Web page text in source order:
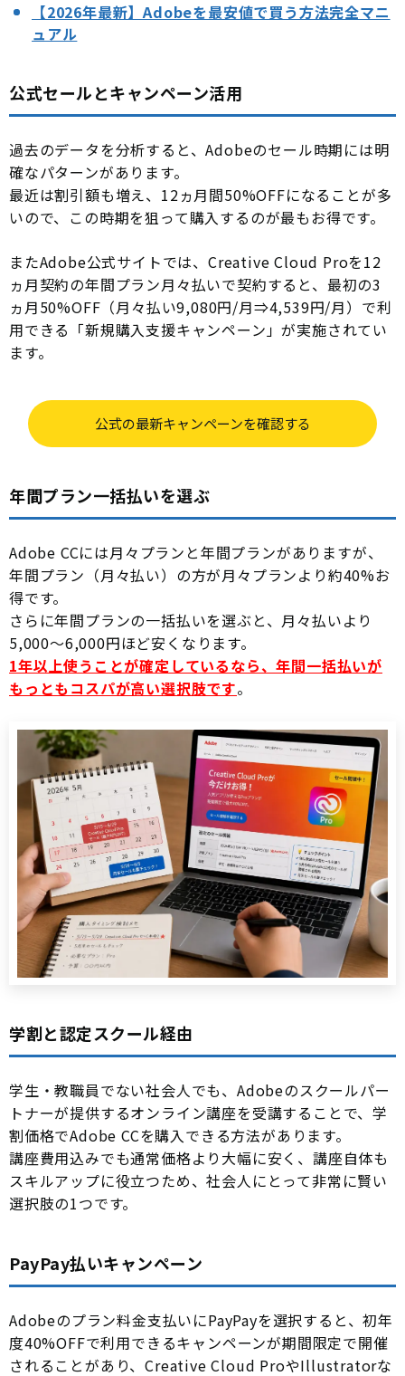
【2026年最新】Adobeを最安値で買う方法完全マニ
ュアル
公式セールとキャンペーン活用
過去のデータを分析すると、Adobeのセール時期には明
確なパターンがあります。
最近は割引額も増え、12ヵ月間50%OFFになることが多
いので、この時期を狙って購入するのが最もお得です。
またAdobe公式サイトでは、Creative Cloud Proを12
ヵ月契約の年間プラン月々払いで契約すると、最初の3
ヵ月50%OFF（月々払い9,080円/月⇒4,539円/月）で利
用できる「新規購入支援キャンペーン」が実施されてい
ます。
公式の最新キャンペーンを確認する
年間プラン一括払いを選ぶ
Adobe CCには月々プランと年間プランがありますが、
年間プラン（月々払い）の方が月々プランより約40%お
得です。
さらに年間プランの一括払いを選ぶと、月々払いより
5,000〜6,000円ほど安くなります。
1年以上使うことが確定しているなら、年間一括払いが
もっともコスパが高い選択肢です。
学割と認定スクール経由
学生・教職員でない社会人でも、Adobeのスクールパー
トナーが提供するオンライン講座を受講することで、学
割価格でAdobe CCを購入できる方法があります。
講座費用込みでも通常価格より大幅に安く、講座自体も
スキルアップに役立つため、社会人にとって非常に賢い
選択肢の1つです。
PayPay払いキャンペーン
Adobeのプラン料金支払いにPayPayを選択すると、初年
度40%OFFで利用できるキャンペーンが期間限定で開催
されることがあり、Creative Cloud ProやIllustratorな